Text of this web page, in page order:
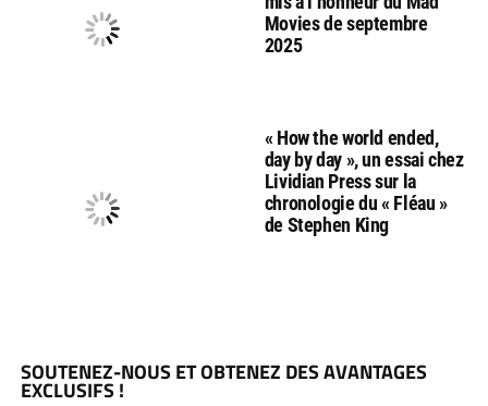
Movies de septembre
2025
« How the world ended,
day by day », un essai chez
Lividian Press sur la
chronologie du « Fléau »
de Stephen King
SOUTENEZ-NOUS ET OBTENEZ DES AVANTAGES
EXCLUSIFS !